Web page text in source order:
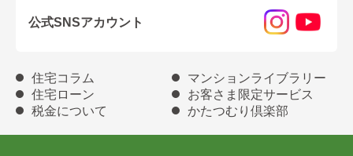
公式SNSアカウント
住宅コラム
マンションライブラリー
住宅ローン
お客さま限定サービス
税金について
かたつむり倶楽部